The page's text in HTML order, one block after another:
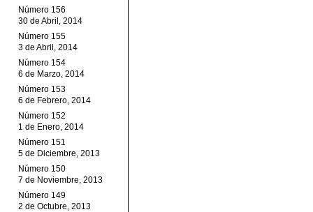
Número 156
30 de Abril, 2014
Número 155
3 de Abril, 2014
Número 154
6 de Marzo, 2014
Número 153
6 de Febrero, 2014
Número 152
1 de Enero, 2014
Número 151
5 de Diciembre, 2013
Número 150
7 de Noviembre, 2013
Número 149
2 de Octubre, 2013